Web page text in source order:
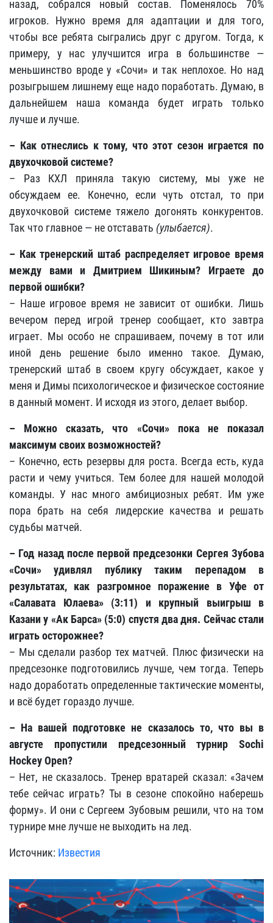
назад, собрался новый состав. Поменялось 70%
игроков. Нужно время для адаптации и для того,
чтобы все ребята сыгрались друг с другом. Тогда, к
примеру, у нас улучшится игра в большинстве —
меньшинство вроде у «Сочи» и так неплохое. Но над
розыгрышем лишнему еще надо поработать. Думаю, в
дальнейшем наша команда будет играть только
лучше и лучше.
– Как отнеслись к тому, что этот сезон играется по
двухочковой системе?
– Раз КХЛ приняла такую систему, мы уже не
обсуждаем ее. Конечно, если чуть отстал, то при
двухочковой системе тяжело догонять конкурентов.
Так что главное — не отставать (улыбается).
– Как тренерский штаб распределяет игровое время
между вами и Дмитрием Шикиным? Играете до
первой ошибки?
– Наше игровое время не зависит от ошибки. Лишь
вечером перед игрой тренер сообщает, кто завтра
играет. Мы особо не спрашиваем, почему в тот или
иной день решение было именно такое. Думаю,
тренерский штаб в своем кругу обсуждает, какое у
меня и Димы психологическое и физическое состояние
в данный момент. И исходя из этого, делает выбор.
– Можно сказать, что «Сочи» пока не показал
максимум своих возможностей?
– Конечно, есть резервы для роста. Всегда есть, куда
расти и чему учиться. Тем более для нашей молодой
команды. У нас много амбициозных ребят. Им уже
пора брать на себя лидерские качества и решать
судьбы матчей.
– Год назад после первой предсезонки Сергея Зубова
«Сочи» удивлял публику таким перепадом в
результатах, как разгромное поражение в Уфе от
«Салавата Юлаева» (3:11) и крупный выигрыш в
Казани у «Ак Барса» (5:0) спустя два дня. Сейчас стали
играть осторожнее?
– Мы сделали разбор тех матчей. Плюс физически на
предсезонке подготовились лучше, чем тогда. Теперь
надо доработать определенные тактические моменты,
и всё будет гораздо лучше.
– На вашей подготовке не сказалось то, что вы в
августе пропустили предсезонный турнир Sochi
HockeyOpen?
– Нет, не сказалось. Тренер вратарей сказал: «Зачем
тебе сейчас играть? Ты в сезоне спокойно наберешь
форму». И они с Сергеем Зубовым решили, что на том
турнире мне лучше не выходить на лед.
Источник: Известия